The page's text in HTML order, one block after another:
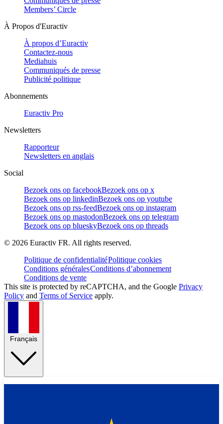
Members’ Circle
À Propos d'Euractiv
À propos d’Euractiv
Contactez-nous
Mediahuis
Communiqués de presse
Publicité politique
Abonnements
Euractiv Pro
Newsletters
Rapporteur
Newsletters en anglais
Social
Bezoek ons op facebookBezoek ons op x
Bezoek ons op linkedinBezoek ons op youtube
Bezoek ons op rss-feedBezoek ons op instagram
Bezoek ons op mastodonBezoek ons op telegram
Bezoek ons op blueskyBezoek ons op threads
© 2026 Euractiv FR. All rights reserved.
Politique de confidentialitéPolitique cookies
Conditions généralesConditions d’abonnement
Conditions de vente
This site is protected by reCAPTCHA, and the Google Privacy
Policy and Terms of Service apply.
Français